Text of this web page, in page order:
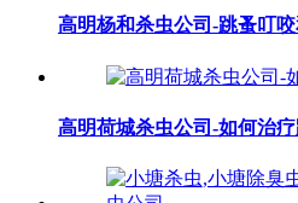
高明杨和杀虫公司-跳蚤叮
高明荷城杀虫公司-如何治